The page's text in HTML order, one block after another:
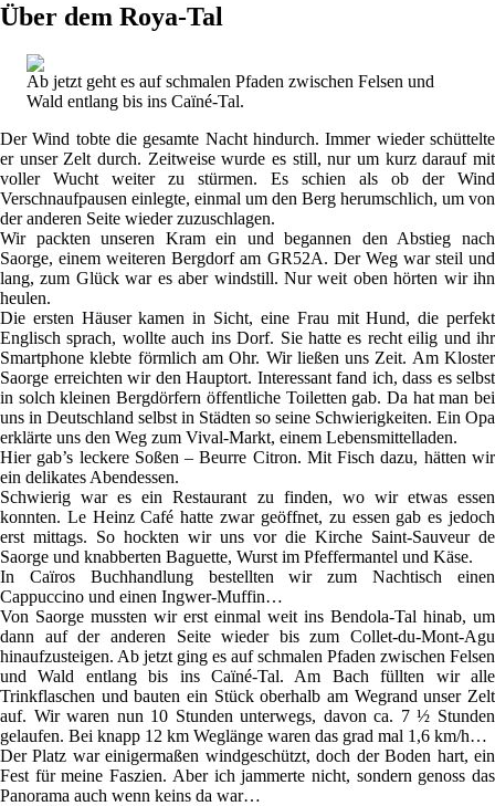
Über dem Roya-Tal
Ab jetzt geht es auf schmalen Pfaden zwischen Felsen und
Wald entlang bis ins Caïné-Tal.
Der Wind tobte die gesamte Nacht hindurch. Immer wieder schüttelte
er unser Zelt durch. Zeitweise wurde es still, nur um kurz darauf mit
voller Wucht weiter zu stürmen. Es schien als ob der Wind
Verschnaufpausen einlegte, einmal um den Berg herumschlich, um von
der anderen Seite wieder zuzuschlagen.
Wir packten unseren Kram ein und begannen den Abstieg nach
Saorge, einem weiteren Bergdorf am GR52A. Der Weg war steil und
lang, zum Glück war es aber windstill. Nur weit oben hörten wir ihn
heulen.
Die ersten Häuser kamen in Sicht, eine Frau mit Hund, die perfekt
Englisch sprach, wollte auch ins Dorf. Sie hatte es recht eilig und ihr
Smartphone klebte förmlich am Ohr. Wir ließen uns Zeit. Am Kloster
Saorge erreichten wir den Hauptort. Interessant fand ich, dass es selbst
in solch kleinen Bergdörfern öffentliche Toiletten gab. Da hat man bei
uns in Deutschland selbst in Städten so seine Schwierigkeiten. Ein Opa
erklärte uns den Weg zum Vival-Markt, einem Lebensmittelladen.
Hier gab’s leckere Soßen – Beurre Citron. Mit Fisch dazu, hätten wir
ein delikates Abendessen.
Schwierig war es ein Restaurant zu finden, wo wir etwas essen
konnten. Le Heinz Café hatte zwar geöffnet, zu essen gab es jedoch
erst mittags. So hockten wir uns vor die Kirche Saint-Sauveur de
Saorge und knabberten Baguette, Wurst im Pfeffermantel und Käse.
In Caïros Buchhandlung bestellten wir zum Nachtisch einen
Cappuccino und einen Ingwer-Muffin…
Von Saorge mussten wir erst einmal weit ins Bendola-Tal hinab, um
dann auf der anderen Seite wieder bis zum Collet-du-Mont-Agu
hinaufzusteigen. Ab jetzt ging es auf schmalen Pfaden zwischen Felsen
und Wald entlang bis ins Caïné-Tal. Am Bach füllten wir alle
Trinkflaschen und bauten ein Stück oberhalb am Wegrand unser Zelt
auf. Wir waren nun 10 Stunden unterwegs, davon ca. 7 ½ Stunden
gelaufen. Bei knapp 12 km Weglänge waren das grad mal 1,6 km/h…
Der Platz war einigermaßen windgeschützt, doch der Boden hart, ein
Fest für meine Faszien. Aber ich jammerte nicht, sondern genoss das
Panorama auch wenn keins da war…